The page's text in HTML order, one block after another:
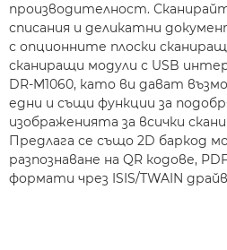
производителност.
списания и деликатни
с опционните плоски
сканиращи модули с USB
DR-M1060, като ви дават
едни и същи функции за
изображенията за всички
Предлага се също 2D баркод
разпознаване на QR кодове,
формати чрез ISIS/TWAIN